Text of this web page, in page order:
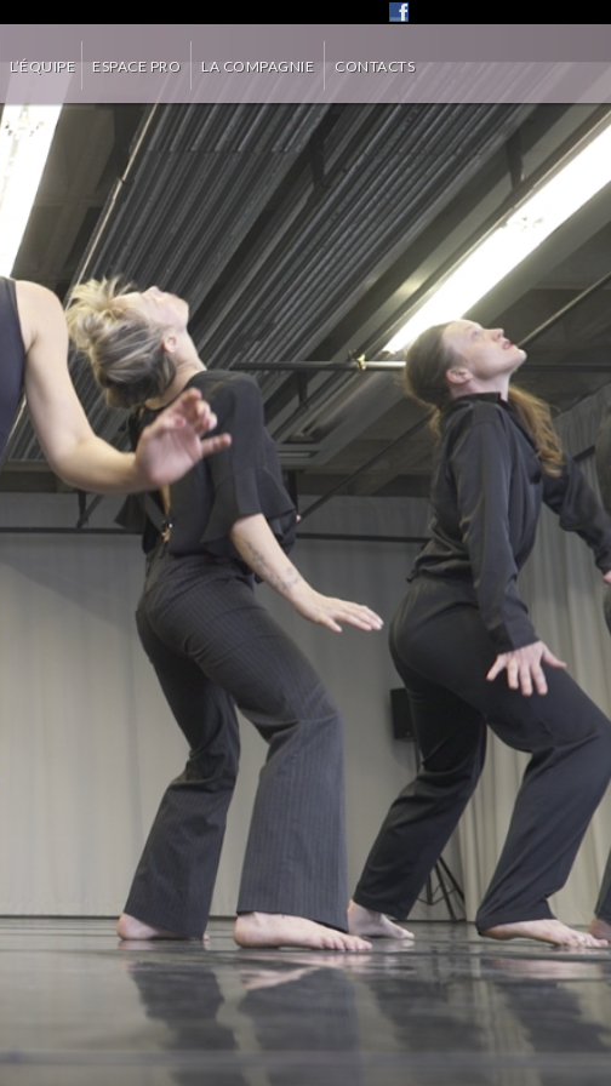
L’ÉQUIPE
» ESPACE PRO LA COMPAGNIE CONTACTS